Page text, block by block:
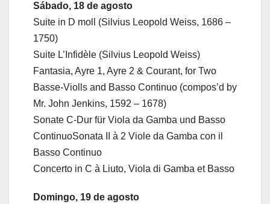
Sábado, 18 de agosto
Suite in D moll (Silvius Leopold Weiss, 1686 –
1750)
Suite L’Infidèle (Silvius Leopold Weiss)
Fantasia, Ayre 1, Ayre 2 & Courant, for Two
Basse-Violls and Basso Continuo (compos’d by
Mr. John Jenkins, 1592 – 1678)
Sonate C-Dur für Viola da Gamba und Basso
ContinuoSonata II à 2 Viole da Gamba con il
Basso Continuo
Concerto in C à Liuto, Viola di Gamba et Basso
Domingo, 19 de agosto